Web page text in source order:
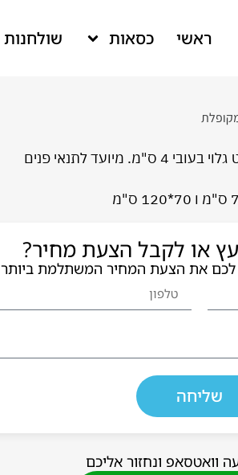
ראשי כסאות שולחנות
לתנאי פנים
או לקבל הצעת מחיר?
לכם את הצעת המחיר המשתלמת ביותר
שליחה
וואטסאפ ונחזור אליכם